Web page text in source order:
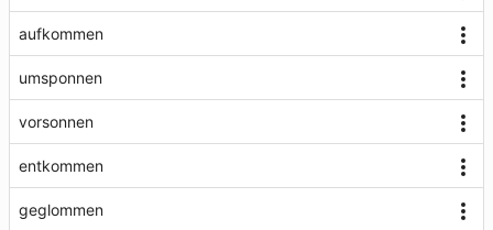
aufkommen
umsponnen
vorsonnen
entkommen
geglommen